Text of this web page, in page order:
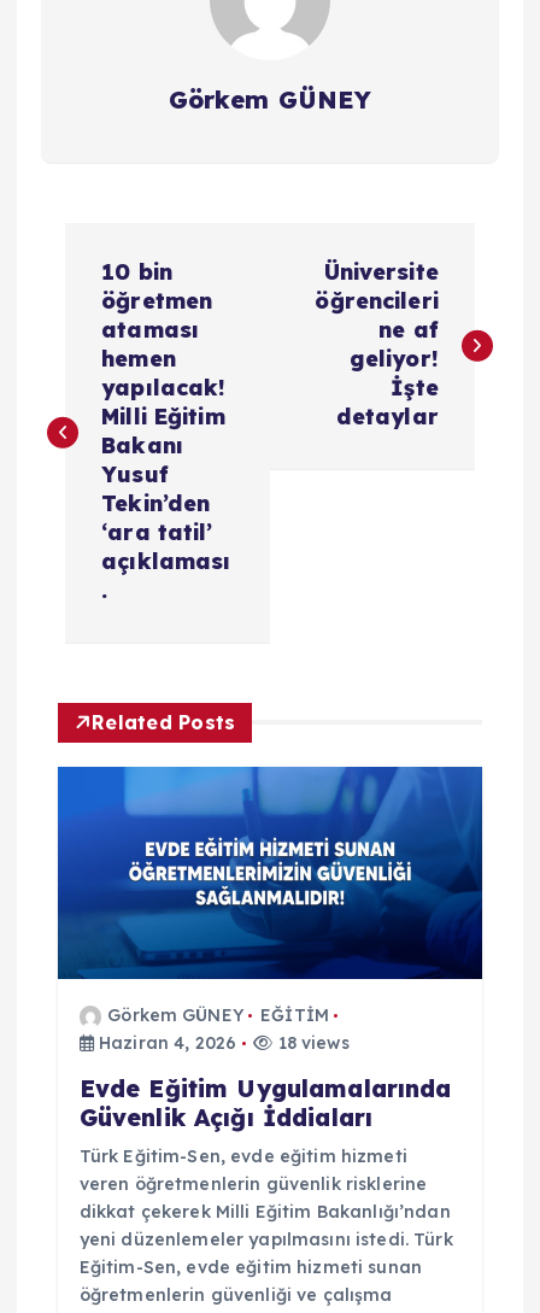
Görkem GÜNEY
ı
n
m
e
s
10 bin
öğretmen
ataması
hemen
yapılacak!
Milli Eğitim
Bakanı
Yusuf
Tekin’den
‘ara tatil’
açıklaması
.
Üniversite
öğrencileri
ne af
geliyor!
İşte
detaylar
Related Posts
Görkem GÜNEY
EĞİTİM
Haziran 4, 2026
18 views
Evde Eğitim Uygulamalarında
Güvenlik Açığı İddiaları
Türk Eğitim-Sen, evde eğitim hizmeti
veren öğretmenlerin güvenlik risklerine
dikkat çekerek Milli Eğitim Bakanlığı’ndan
yeni düzenlemeler yapılmasını istedi. Türk
Eğitim-Sen, evde eğitim hizmeti sunan
öğretmenlerin güvenliği ve çalışma